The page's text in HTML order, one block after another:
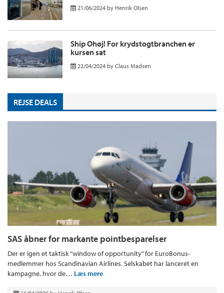
21/06/2024 by Henrik Olsen
Ship Ohøj! For krydstogtbranchen er
kursen sat
22/04/2024 by Claus Madsen
REJSE DEALS
SAS åbner for markante pointbesparelser
Der er igen et taktisk “window of opportunity” for EuroBonus-
medlemmer hos Scandinavian Airlines. Selskabet har lanceret en
kampagne, hvor de… Læs mere